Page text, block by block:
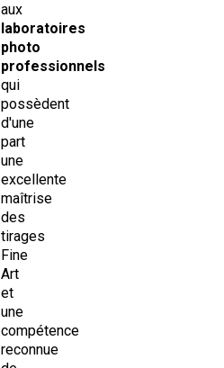
aux
laboratoires
photo
professionnels
qui
possèdent
d'une
part
une
excellente
maîtrise
des
tirages
Fine
Art
et
une
compétence
reconnue